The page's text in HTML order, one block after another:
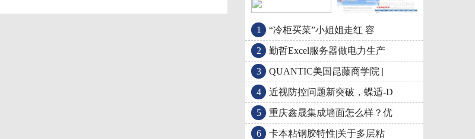
QUANTIC美国昆藤商学
近视防控问题新突破，
1 “冷柜买菜”小姐姐走红 容
2 勤哲Excel服务器做电力生产
3 QUANTIC美国昆藤商学院 |
4 近视防控问题新突破，蝶适-D
5 重庆鑫晟集成墙面怎么样？优
6 卡本粘钢胶特性|关于多层粘